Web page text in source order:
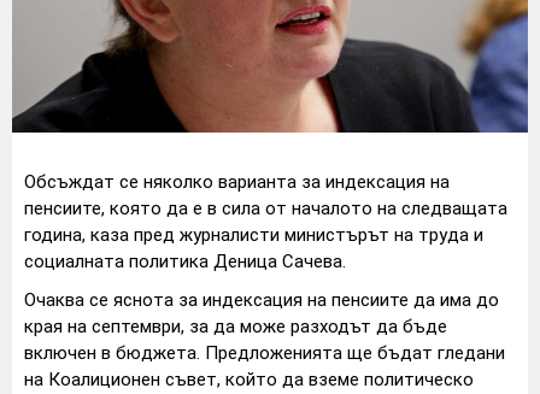
Обсъждат се няколко варианта за индексация на
пенсиите, която да е в сила от началото на следващата
година, каза пред журналисти министърът на труда и
социалната политика Деница Сачева.
Очаква се яснота за индексация на пенсиите да има до
края на септември, за да може разходът да бъде
включен в бюджета. Предложенията ще бъдат гледани
на Коалиционен съвет, който да вземе политическо